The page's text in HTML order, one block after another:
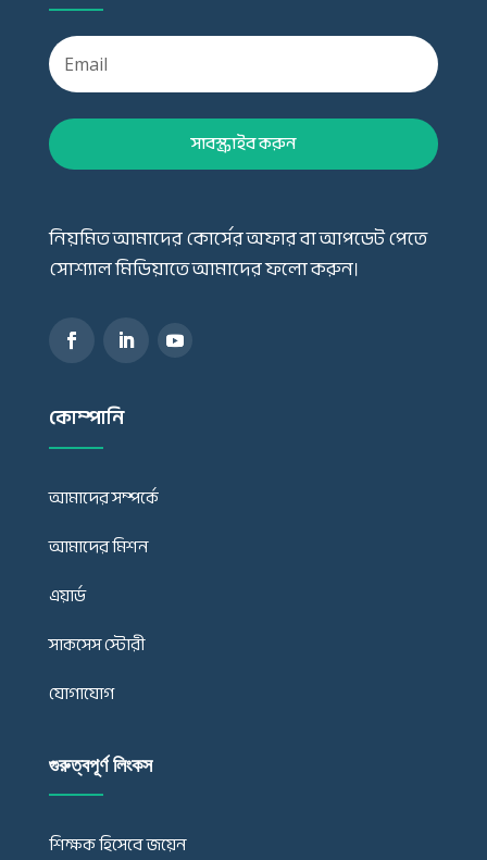
সাবস্ক্রাইব করুন
নিয়মিত আমাদের কোর্সের অফার বা আপডেট পেতে
সোশ্যাল মিডিয়াতে আমাদের ফলো করুন।
কোম্পানি
আমাদের সম্পর্কে
আমাদের মিশন
এয়ার্ড
সাকসেস স্টোরী
যোগাযোগ
গুরুত্বপূর্ণ লিংকস
শিক্ষক হিসেবে জয়েন